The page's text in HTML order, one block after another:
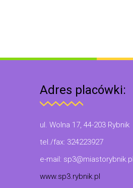
Adres placówki:
ul. Wolna 17, 44-203 Rybnik
tel./fax: 324223927
e-mail: sp3@miastorybnik.pl
www.sp3.rybnik.pl